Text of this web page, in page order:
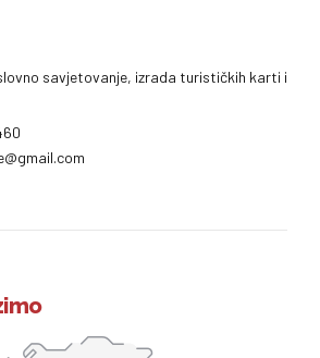
savjetovanje, izrada turističkih karti i